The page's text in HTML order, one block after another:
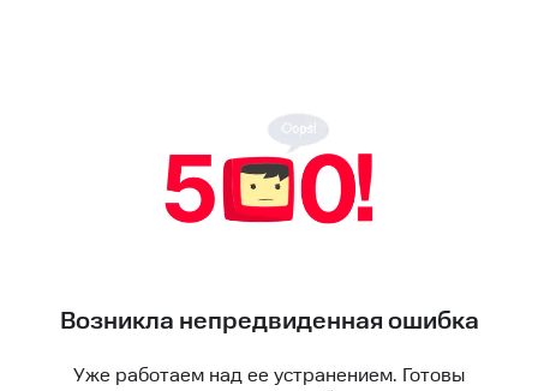
Возникла непредвиденная ошибка
Уже работаем над ее устранением. Готовы